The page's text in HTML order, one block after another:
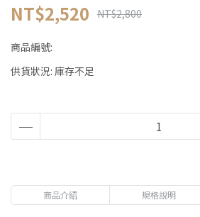
NT$2,520 NT$2,800
商品編號:
供貨狀況: 庫存不足
商品介紹 規格說明